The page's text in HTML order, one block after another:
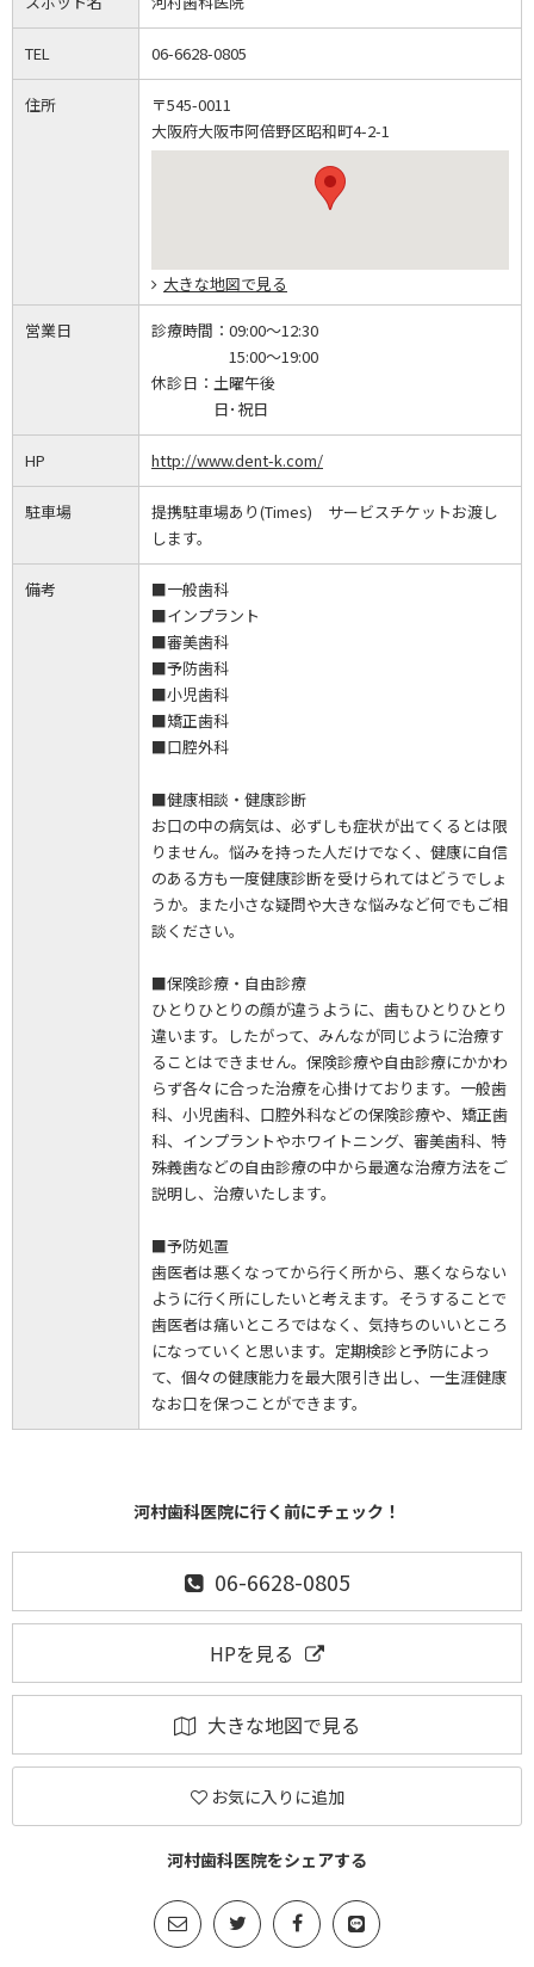
TEL 06-6628-0805
住所
〒545-0011
大阪府大阪市阿倍野区昭和町4-2-1
大きな地図で見る
営業日 診療時間： 09:00～12:30
15:00～19:00
休診日： 土曜午後
日･祝日
HP http://www.dent-k.com/
駐車場
提携駐車場あり(Times) サービスチケットお渡し
します。
備考
■一般歯科
■インプラント
■審美歯科
■予防歯科
■小児歯科
■矯正歯科
■口腔外科
■健康相談・健康診断
お口の中の病気は、必ずしも症状が出てくるとは限
りません。悩みを持った人だけでなく、健康に自信
のある方も一度健康診断を受けられてはどうでしょ
うか。また小さな疑問や大きな悩みなど何でもご相
談ください。
■保険診療・自由診療
ひとりひとりの顔が違うように、歯もひとりひとり
違います。したがって、みんなが同じように治療す
ることはできません。保険診療や自由診療にかかわ
らず各々に合った治療を心掛けております。一般歯
科、小児歯科、口腔外科などの保険診療や、矯正歯
科、インプラントやホワイトニング、審美歯科、特
殊義歯などの自由診療の中から最適な治療方法をご
説明し、治療いたします。
■予防処置
歯医者は悪くなってから行く所から、悪くならない
ように行く所にしたいと考えます。そうすることで
歯医者は痛いところではなく、気持ちのいいところ
になっていくと思います。定期検診と予防によっ
て、個々の健康能力を最大限引き出し、一生涯健康
なお口を保つことができます。
河村歯科医院に行く前にチェック！
06-6628-0805
HPを見る
大きな地図で見る
お気に入りに追加
河村歯科医院をシェアする